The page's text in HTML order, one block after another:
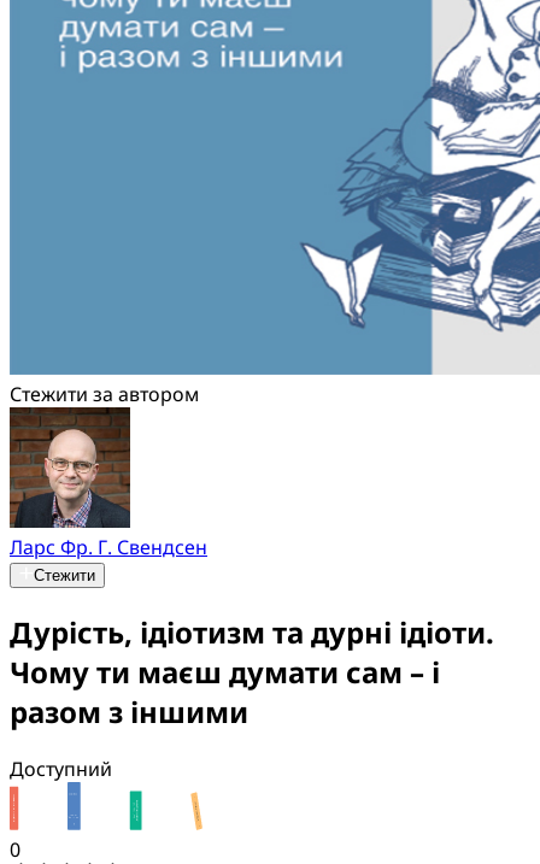
Стежити за автором
Ларс Фр. Г. Свендсен
Стежити
Дурість, ідіотизм та дурні ідіоти.
Чому ти маєш думати сам – і
разом з іншими
Доступний
0